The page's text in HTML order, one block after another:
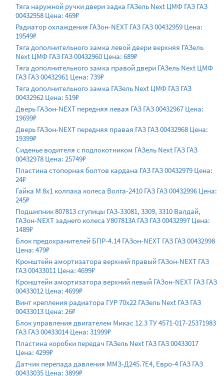
Тяга наружной ручки двери задка ГАЗель Next ЦМФ ГАЗ ГАЗ
00432958 Цена: 469₽
Радиатор охлаждения ГАЗон-NEXT ГАЗ ГАЗ 00432959 Цена:
19549₽
Тяга дополнительного замка левой двери верхняя ГАЗель
Next ЦМФ ГАЗ ГАЗ 00432960 Цена: 689₽
Тяга дополнительного замка правой двери ГАЗель Next ЦМФ
ГАЗ ГАЗ 00432961 Цена: 739₽
Тяга дополнительного замка ГАЗель Next ЦМФ ГАЗ ГАЗ
00432962 Цена: 519₽
Дверь ГАЗон-NEXT передняя левая ГАЗ ГАЗ 00432967 Цена:
19699₽
Дверь ГАЗон-NEXT передняя правая ГАЗ ГАЗ 00432968 Цена:
19399₽
Сиденье водителя с подлокотником ГАЗель Next ГАЗ ГАЗ
00432978 Цена: 25749₽
Пластина стопорная болтов кардана ГАЗ ГАЗ 00432979 Цена:
24₽
Гайка М 8х1 колпака колеса Волга-2410 ГАЗ ГАЗ 00432996 Цена:
245₽
Подшипник 807813 ступицы ГАЗ-33081, 3309, 3310 Валдай,
ГАЗон-NEXT заднего колеса У807813А ГАЗ ГАЗ 00432997 Цена:
1489₽
Блок предохранителей БПР-4.14 ГАЗон-NEXT ГАЗ ГАЗ 00432998
Цена: 479₽
Кронштейн амортизатора верхний правый ГАЗон-NEXT ГАЗ
ГАЗ 00433011 Цена: 4699₽
Кронштейн амортизатора верхний левый ГАЗон-NEXT ГАЗ ГАЗ
00433012 Цена: 4699₽
Винт крепления радиатора ГУР 70x22 ГАЗель Next ГАЗ ГАЗ
00433013 Цена: 26₽
Блок управления двигателем Микас 12.3 ТУ 4571-017-25371983
ГАЗ ГАЗ 00433014 Цена: 31999₽
Пластина коробки передач ГАЗель Next ГАЗ ГАЗ 00433017
Цена: 4299₽
Датчик перепада давления ММЗ-Д245.7Е4, Евро-4 ГАЗ ГАЗ
00433035 Цена: 3899₽